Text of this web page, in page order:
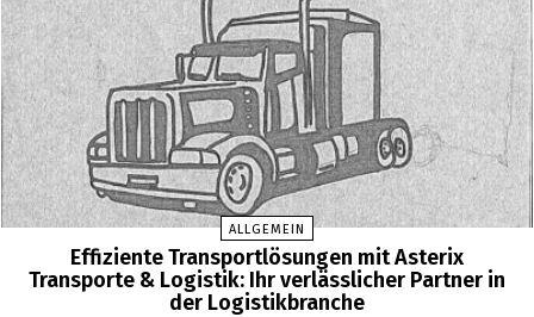
ALLGEMEIN
Effiziente Transportlösungen mit Asterix
Transporte & Logistik: Ihr verlässlicher Partner in
der Logistikbranche